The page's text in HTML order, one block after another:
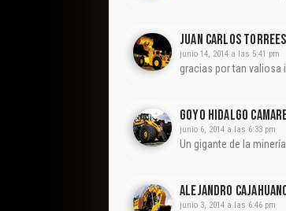
JUAN CARLOS
junio 14, 2014 a las 5:41 pm
gracias por tan valiosa
Goyo Hidalgo
junio 6, 2014 a las 6:33 pm
Un gigante de la
Alejandro
junio 3, 2014 a las 6:46 pm